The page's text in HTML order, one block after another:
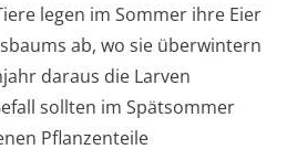
legen im Sommer ihre Eier
ab, wo sie überwintern
daraus die Larven
sollten im Spätsommer
Pflanzenteile